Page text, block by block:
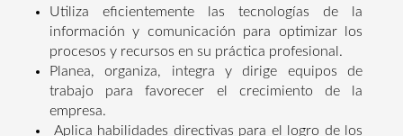
Utiliza eficientemente las tecnologías de la
información y comunicación para optimizar los
procesos y recursos en su práctica profesional.
Planea, organiza, integra y dirige equipos de
trabajo para favorecer el crecimiento de la
empresa.
Aplica habilidades directivas para el logro de los